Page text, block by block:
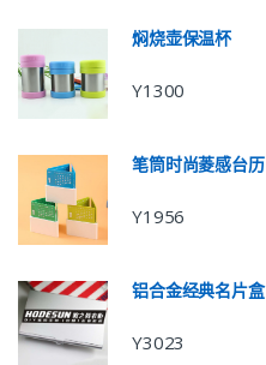
焖烧壶保温杯
Y1300
笔筒时尚菱感台历
Y1956
铝合金经典名片盒
Y3023